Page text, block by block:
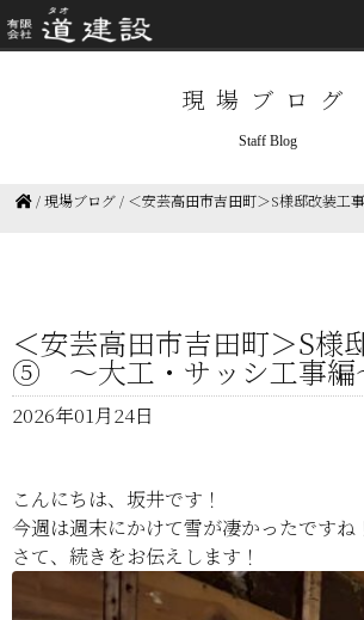
現場ブログ
Staff Blog
/現場ブログ / ＜安芸高田市吉田町＞S様邸改装
＜安芸高田市吉田町＞S様
⑤ ～大工・サッシ工事編
2026年01月24日
こんにちは、坂井です！
今週は週末にかけて雪が凄かったですね
さて、続きをお伝えします！